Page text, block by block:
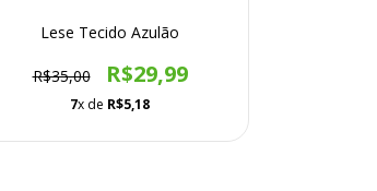
Lese Tecido Azulão
R$35,00 R$29,99
7x de R$5,18